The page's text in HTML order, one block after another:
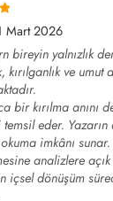
Mart 2026
bireyin yalnızlık
kırılganlık ve
bir kırılma anını
eder.
imkânı
analizlere
içsel dönüşüm